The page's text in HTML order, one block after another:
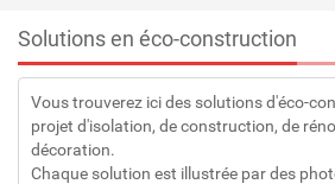
Solutions en éco-construction
Vous trouverez ici des solutions d'éco-
projet d'isolation, de construction, de
décoration.
Chaque solution est illustrée par des